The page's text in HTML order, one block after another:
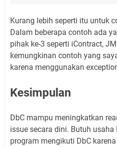
Kurang lebih seperti itu untuk
Dalam beberapa contoh ada
pihak ke-3 seperti iContract,
kemungkinan contoh yang
karena menggunakan
Kesimpulan
DbC mampu meningkatkan
issue secara dini. Butuh
program mengikuti DbC